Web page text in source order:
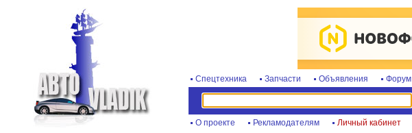
Спецтехника Запчасти Объявления Форум
О проекте Рекламодателям Личный кабинет